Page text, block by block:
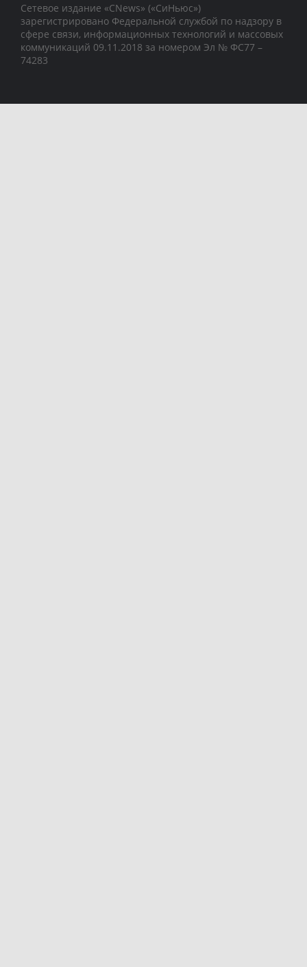
Сетевое издание «CNews» («СиНьюс»)
зарегистрировано Федеральной службой по надзору в
сфере связи, информационных технологий и массовых
коммуникаций 09.11.2018 за номером Эл № ФС77 –
74283